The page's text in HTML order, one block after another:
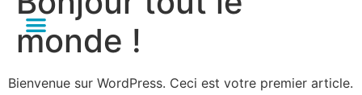
monde !
Bienvenue sur WordPress. Ceci est votre premier article.